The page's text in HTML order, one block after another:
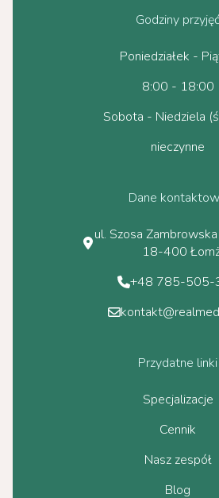
Godziny przyjęć
Poniedziałek -
8:00 - 18:00
Sobota - Niedziela
nieczynne
Dane
ul. Szosa
18-400
+48 785-505-
Przydatne linki
Specjalizacje
Cennik
Nasz zespół
Blog